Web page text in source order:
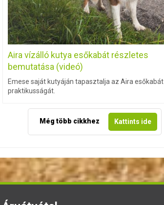
Aira vízálló kutya esőkabát részletes
bemutatása (videó)
Emese saját kutyáján tapasztalja az Aira esőkabát
praktikusságát.
Még több cikkhez Kattints ide